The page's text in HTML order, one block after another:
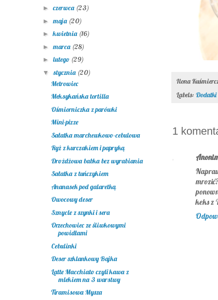
Ilona
Labels:
1
keks z
►czerwca (23)
► maja (20)
►kwietnia (16)
► marca (28)
► lutego (29)
▼ stycznia (20)
Metrowiec
Meksykańska tortilla
Ośmiorniczka z parówki
Mini-pizze
Sałatka marchewkowo-cebulowa
Ryż z kurczakiem i papryką
Drożdżowa babka bez wyrabiania
Sałatka z tuńczykiem
Ananasek pod galaretką
Owocowy deser
Sznycle z szynki i sera
Orzechowiec ze śliwkowymi
powidłami
Cebulinki
Deser szklankowy Bajka
Latte Macchiato czyli kawa z
mlekiem na 3 warstwy
Tiramisowa Mysza